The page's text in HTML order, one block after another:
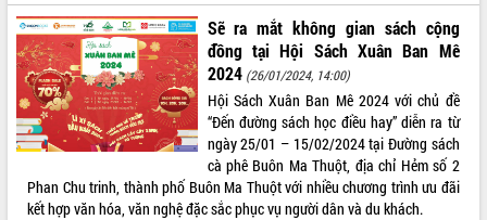
Sẽ ra mắt không gian sách cộng
đồng tại Hội Sách Xuân Ban Mê
2024 (26/01/2024, 14:00)
Hội Sách Xuân Ban Mê 2024 với chủ đề
“Đến đường sách học điều hay” diễn ra từ
ngày 25/01 – 15/02/2024 tại Đường sách
cà phê Buôn Ma Thuột, địa chỉ Hẻm số 2
Phan Chu trinh, thành phố Buôn Ma Thuột với nhiều chương trình ưu đãi
kết hợp văn hóa, văn nghệ đặc sắc phục vụ người dân và du khách.